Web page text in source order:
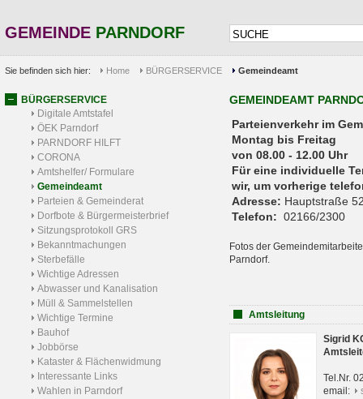
GEMEINDE PARNDORF
Sie befinden sich hier: Home BÜRGERSERVICE Gemeindeamt
BÜRGERSERVICE
Digitale Amtstafel
ÖEK Parndorf
PARNDORF HILFT
CORONA
Amtshelfer/ Formulare
Gemeindeamt
Parteien & Gemeinderat
Dorfbote & Bürgermeisterbrief
Sitzungsprotokoll GRS
Bekanntmachungen
Sterbefälle
Wichtige Adressen
Abwasser und Kanalisation
Müll & Sammelstellen
Wichtige Termine
Bauhof
Jobbörse
Kataster & Flächenwidmung
Interessante Links
Wahlen in Parndorf
GEMEINDEAMT
Parteienverkehr
Montag bis Freitag
von 08.00 - 12.00 Uhr
Für eine individuelle
wir, um vorherige
Adresse: Hauptstraße
Telefon: 02166/2300
Fotos der
Parndorf.
Amtsleitung
Sigrid
Tel.Nr.
email: